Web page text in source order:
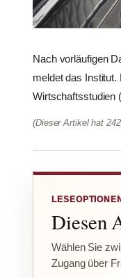
Nach vorläufigen
meldet das
Wirtschaftsstudien
(Dieser Artikel hat
Diesen
Wählen Sie
Zugang über